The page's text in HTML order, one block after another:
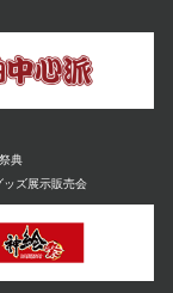
典
ッズ展示販売会